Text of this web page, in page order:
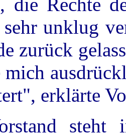
unklug
zurück
mich
erklärte
steht